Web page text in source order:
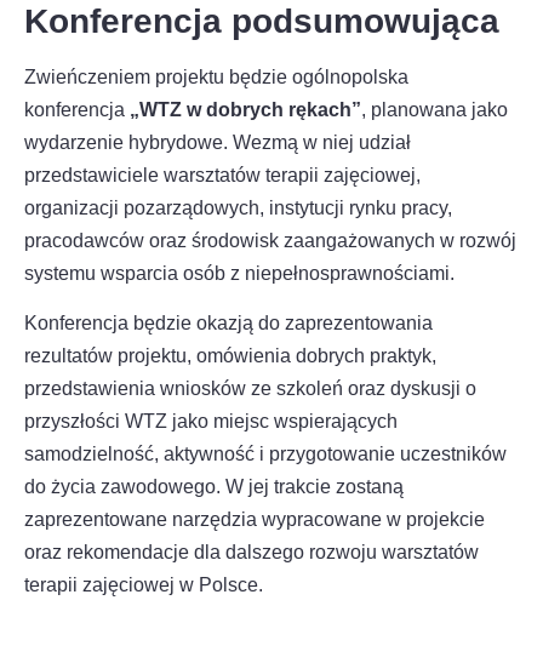
Konferencja podsumowująca
Zwieńczeniem projektu będzie ogólnopolska
konferencja „WTZ w dobrych rękach”, planowana jako
wydarzenie hybrydowe. Wezmą w niej udział
przedstawiciele warsztatów terapii zajęciowej,
organizacji pozarządowych, instytucji rynku pracy,
pracodawców oraz środowisk zaangażowanych w rozwój
systemu wsparcia osób z niepełnosprawnościami.
Konferencja będzie okazją do zaprezentowania
rezultatów projektu, omówienia dobrych praktyk,
przedstawienia wniosków ze szkoleń oraz dyskusji o
przyszłości WTZ jako miejsc wspierających
samodzielność, aktywność i przygotowanie uczestników
do życia zawodowego. W jej trakcie zostaną
zaprezentowane narzędzia wypracowane w projekcie
oraz rekomendacje dla dalszego rozwoju warsztatów
terapii zajęciowej w Polsce.